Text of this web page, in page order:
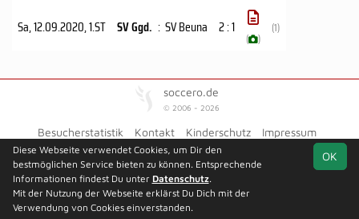
Sa, 12.09.2020, 1.ST SV Ggd. : SV Beuna 2 : 1
( )
(1)
soccero.de
© 2006 - 2026
Besucherstatistik Kontakt Kinderschutz
Impressum
Geburtstage
Datenschutz
Facebook
OK
Diese Webseite verwendet Cookies, um Dir den
bestmöglichen Service bieten zu können. Entsprechende
Informationen findest Du unter Datenschutz.
Mit der Nutzung der Webseite erklärst Du Dich mit der
Verwendung von Cookies einverstanden.